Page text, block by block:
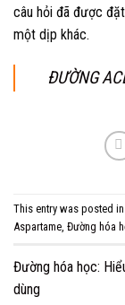
câu hỏi đã được
một dịp khác.
ĐƯỜNG
This entry was posted in
Aspartame, Đường hóa
Đường hóa học:
dùng